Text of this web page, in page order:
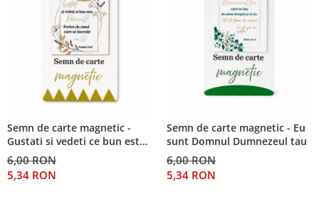
Contemporaneitate
Devotional
Lupta Spirituala
Schimbarea caracterului
Suferinta
Viata din belsug
Viata de zi cu zi
Despre afaceri
Semn de carte magnetic -
Gustati si vedeti ce bun este
Domnul!
6,00 RON
5,34 RON
Semn de carte magnetic - Eu
sunt Domnul Dumnezeul tau
6,00 RON
5,34 RON